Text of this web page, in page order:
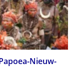
Nieuw-